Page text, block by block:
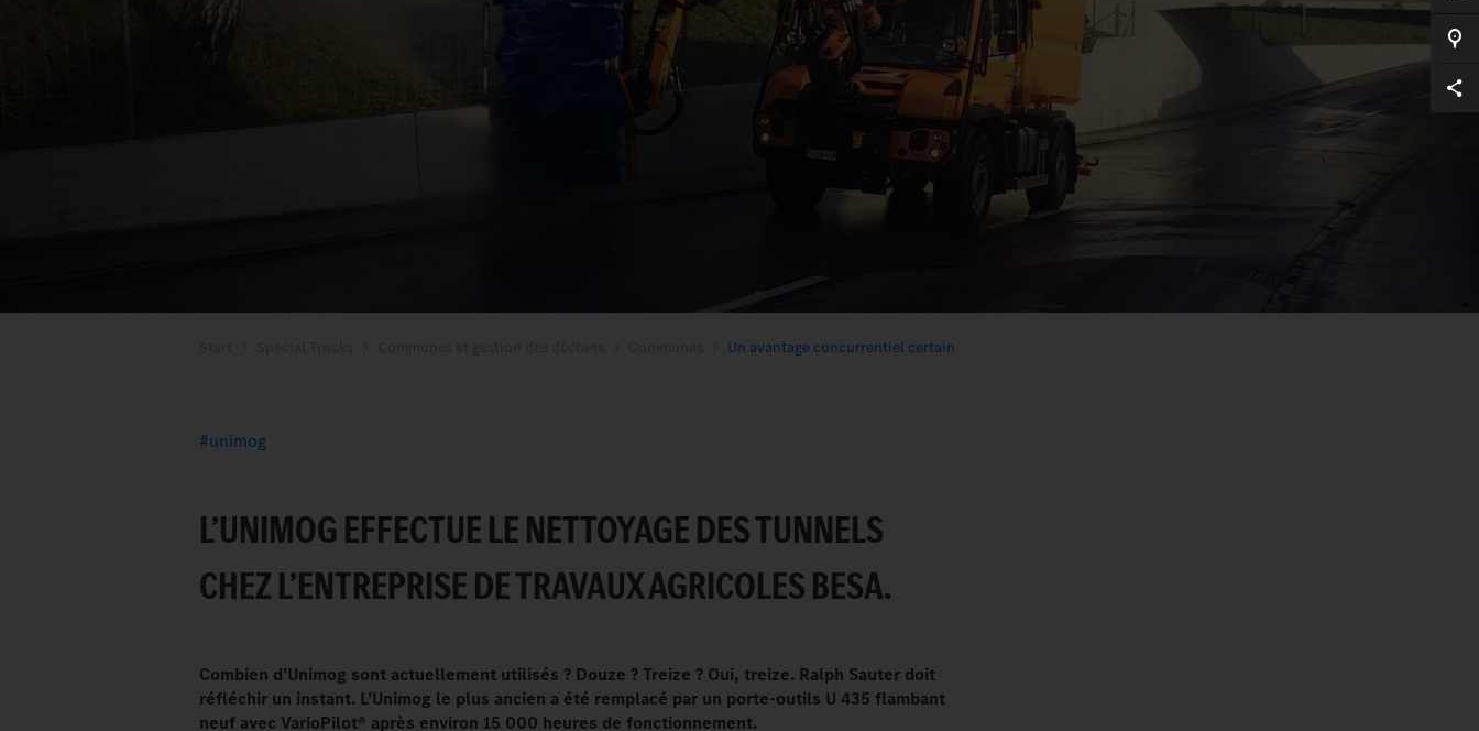
Un avantage concurrentiel certain
unimog
L’UNIMOG EFFECTUE LE NETTOYAGE DES TUNNELS
CHEZ L’ENTREPRISE DE TRAVAUX AGRICOLES BESA.
Combien d’Unimog sont actuellement utilisés ? Douze ? Treize ? Oui, treize. Ralph Sauter doit
réfléchir un instant. L’Unimog le plus ancien a été remplacé par un porte-outils U 435 flambant
neuf avec VarioPilot® après environ 15 000 heures de fonctionnement.